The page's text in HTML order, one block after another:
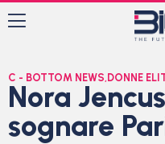
C - BOTTOM NEWS, DONNE
Nora
sognare